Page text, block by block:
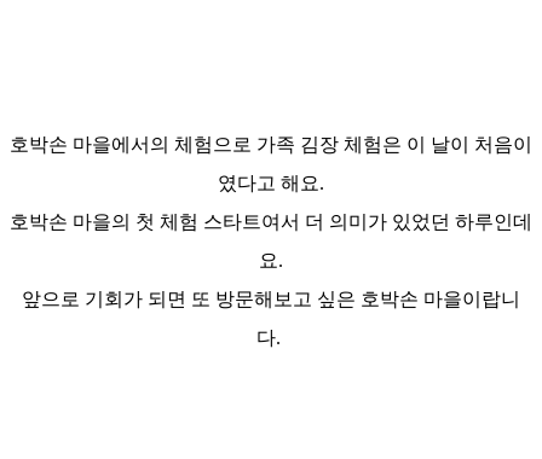
호박손 마을에서의 체험으로 가족 김장 체험은 이 날이 처음이
였다고 해요.
호박손 마을의 첫 체험 스타트여서 더 의미가 있었던 하루인데
요.
앞으로 기회가 되면 또 방문해보고 싶은 호박손 마을이랍니
다.